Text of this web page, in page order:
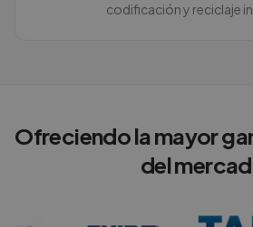
codificación y reciclaje
Ofreciendo la mayor
del